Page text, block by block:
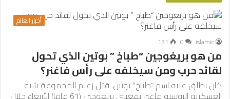
أخبار العالم
islamic
0
131
من هو بريغوجين “طباخ ” بوتين الذي تحول
لقائد حرب ومن سيخلفه على رأس فاغنر؟
كان يطلق عليه اسم “طباخ” بوتين. قتل زعيم المجموعة شبه
العسكرية الروسية فاغنر، يفغيني بريغوجين (61 عاما) الأربعاء خلال